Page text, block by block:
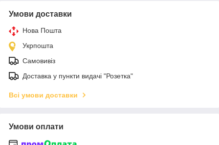
Умови доставки
Нова Пошта
Укрпошта
Самовивіз
Доставка у пункти видачі "Розетка"
Всі умови доставки
Умови оплати